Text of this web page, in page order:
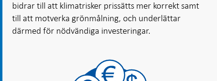
bidrar till att klimatrisker prissätts mer korrekt samt
till att motverka grönmålning, och underlättar
därmed för nödvändiga investeringar.